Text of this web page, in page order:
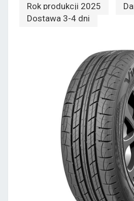
Rok produkcji 2025
Dostawa 3-4 dni